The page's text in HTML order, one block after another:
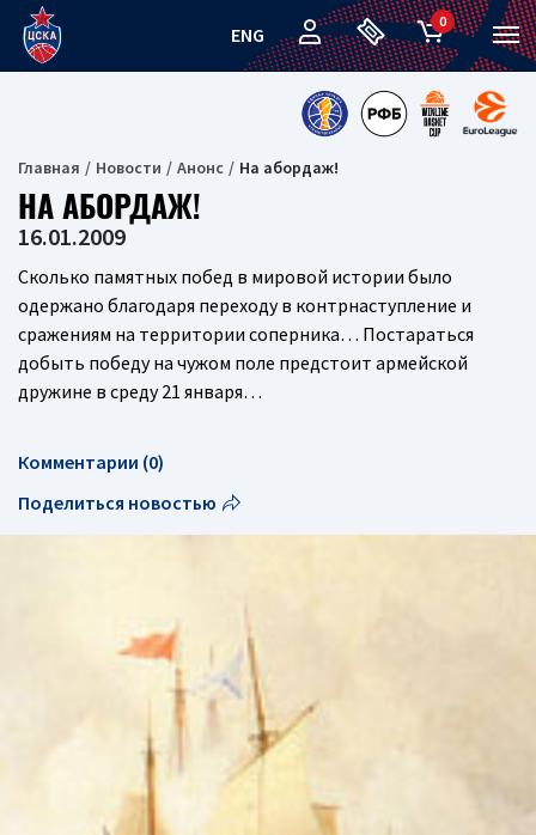
ENG
0
Главная Новости Анонс На абордаж!
НА АБОРДАЖ!
16.01.2009
Сколько памятных побед в мировой истории было
одержано благодаря переходу в контрнаступление и
сражениям на территории соперника… Постараться
добыть победу на чужом поле предстоит армейской
дружине в среду 21 января…
Комментарии (0)
Поделиться новостью